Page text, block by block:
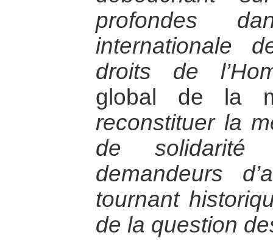
profondes
internationale
droits de
global de la
reconstituer la
de
demandeurs
tournant
de la question